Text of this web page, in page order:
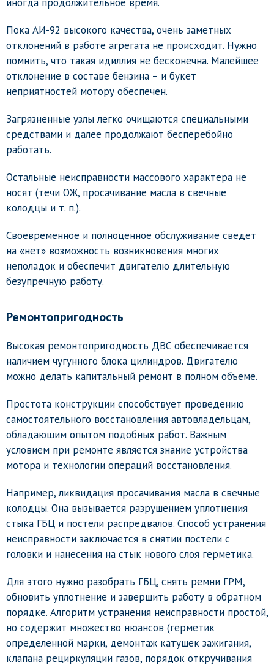
Пока АИ-92 высокого качества, очень заметных
отклонений в работе агрегата не происходит. Нужно
помнить, что такая идиллия не бесконечна. Малейшее
отклонение в составе бензина – и букет
неприятностей мотору обеспечен.
Загрязненные узлы легко очищаются специальными
средствами и далее продолжают бесперебойно
работать.
Остальные неисправности массового характера не
носят (течи ОЖ, просачивание масла в свечные
колодцы и т. п.).
Своевременное и полноценное обслуживание сведет
на «нет» возможность возникновения многих
неполадок и обеспечит двигателю длительную
безупречную работу.
Ремонтопригодность
Высокая ремонтопригодность ДВС обеспечивается
наличием чугунного блока цилиндров. Двигателю
можно делать капитальный ремонт в полном объеме.
Простота конструкции способствует проведению
самостоятельного восстановления автовладельцам,
обладающим опытом подобных работ. Важным
условием при ремонте является знание устройства
мотора и технологии операций восстановления.
Например, ликвидация просачивания масла в свечные
колодцы. Она вызывается разрушением уплотнения
стыка ГБЦ и постели распредвалов. Способ устранения
неисправности заключается в снятии постели с
головки и нанесения на стык нового слоя герметика.
Для этого нужно разобрать ГБЦ, снять ремни ГРМ,
обновить уплотнение и завершить работу в обратном
порядке. Алгоритм устранения неисправности простой,
но содержит множество нюансов (герметик
определенной марки, демонтаж катушек зажигания,
клапана рециркуляции газов, порядок откручивания